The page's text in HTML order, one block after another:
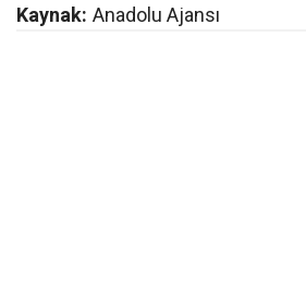
Kaynak: Anadolu Ajansı